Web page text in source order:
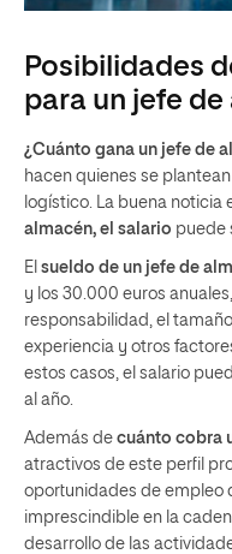
Posibilidades
para un jefe
¿Cuánto gana un jefe de
hacen quienes se
logístico. La buena noticia
almacén, el salario puede
El sueldo de un jefe de
y los 30.000 euros
responsabilidad, el
experiencia y otros
estos casos, el salario
al año.
Además de cuánto cobra
atractivos de este perfil
oportunidades de empleo
imprescindible en la
desarrollo de las